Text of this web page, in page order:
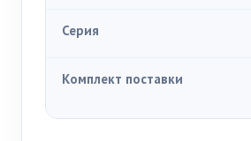
Серия
Комплект поставки